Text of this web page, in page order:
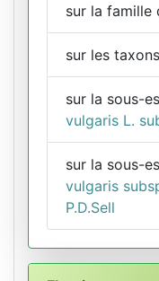
sur la famille
sur les
sur la sous-
vulgaris L.
sur la sous-
vulgaris
P.D.Sell